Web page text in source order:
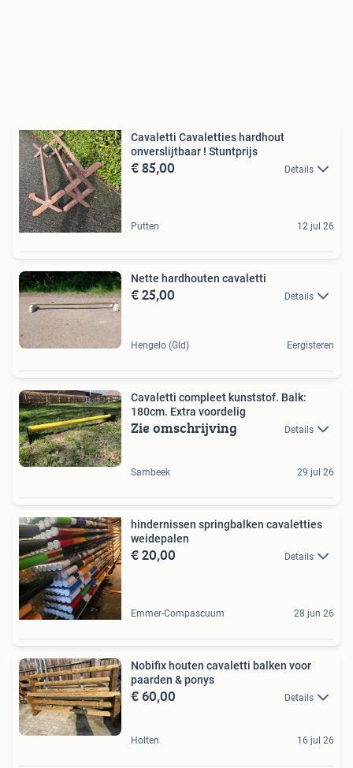
Cavaletti Cavaletties hardhout
onverslijtbaar ! Stuntprijs
€ 85,00 Details
Putten 12 jul 26
Nette hardhouten cavaletti
€ 25,00 Details
Hengelo (Gld) Eergisteren
Cavaletti compleet kunststof. Balk:
180cm. Extra voordelig
Zie omschrijving Details
Sambeek 29 jul 26
hindernissen springbalken cavaletties
weidepalen
€ 20,00 Details
Emmer-Compascuum 28 jun 26
Nobifix houten cavaletti balken voor
paarden & ponys
€ 60,00 Details
Holten 16 jul 26